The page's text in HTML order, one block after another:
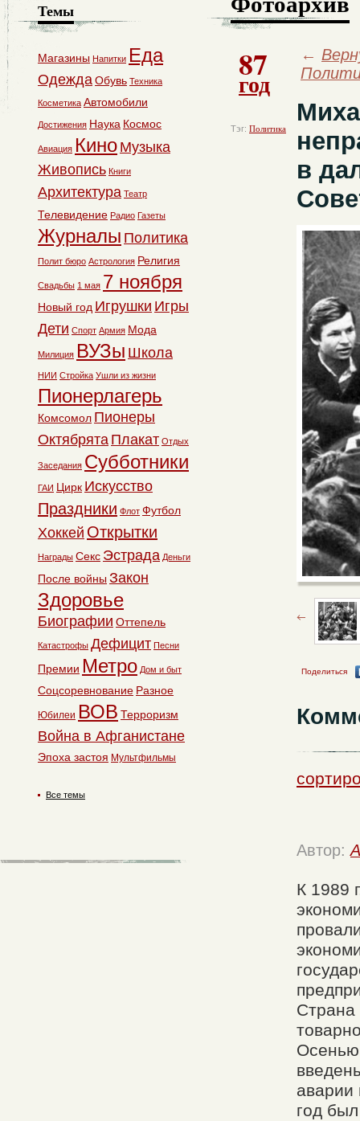
87
год
Тэг: Политика
←
в
Поделиться
Автор:
К 1989
Страна
Осенью
аварии
год
Темы
Магазины Напитки Еда
ОдеждаОбувь Техника
Косметика Автомобили
Достижения Наука Космос
Авиация Кино Музыка
Живопись Книги
Архитектура Театр
Телевидение Радио Газеты
Журналы Политика
Полит бюро Астрология Религия
Свадьбы 1 мая 7 ноября
Новый год Игрушки Игры
Дети Спорт Армия Мода
Милиция ВУЗы Школа
НИИ Стройка Ушли из жизни
Пионерлагерь
Комсомол Пионеры
Октябрята Плакат Отдых
Заседания Субботники
ГАИ Цирк Искусство
Праздники Флот Футбол
Хоккей Открытки
Награды Секс Эстрада Деньги
После войны Закон
Здоровье
Биографии Оттепель
Катастрофы Дефицит Песни
Премии Метро Дом и быт
Соцсоревнование Разное
Юбилеи ВОВ Терроризм
Война в Афганистане
Эпоха застоя Мультфильмы
Все темы